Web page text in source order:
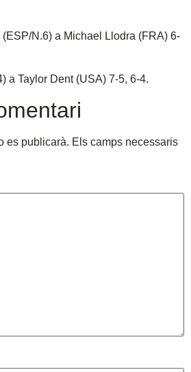
N.6) a Michael Llodra (FRA) 6-
a Taylor Dent (USA) 7-5, 6-4.
es publicarà. Els camps necessaris